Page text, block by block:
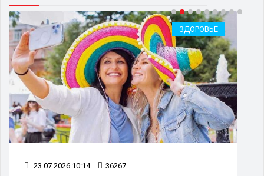
ЗДОРОВЬЕ
23.07.2026 10:14 36267